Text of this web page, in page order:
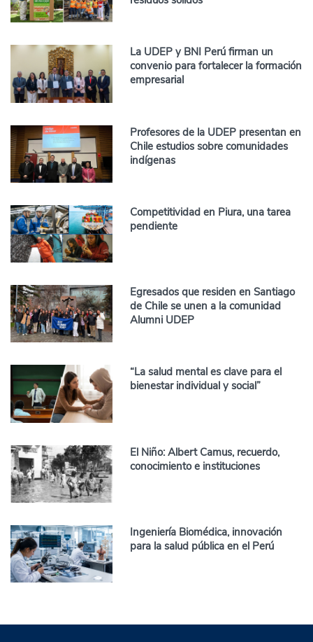
La UDEP y BNI Perú firman un
convenio para fortalecer la formación
empresarial
Profesores de la UDEP presentan en
Chile estudios sobre comunidades
indígenas
Competitividad en Piura, una tarea
pendiente
Egresados que residen en Santiago
de Chile se unen a la comunidad
Alumni UDEP
“La salud mental es clave para el
bienestar individual y social”
El Niño: Albert Camus, recuerdo,
conocimiento e instituciones
Ingeniería Biomédica, innovación
para la salud pública en el Perú